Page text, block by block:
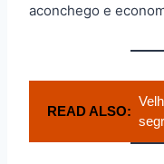
aconchego e
READ ALSO: